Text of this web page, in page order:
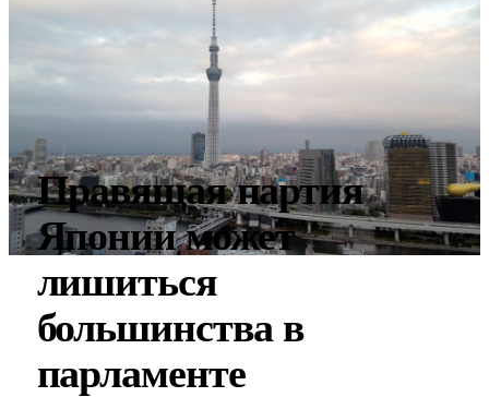
Правящая партия
Японии может
лишиться
большинства в
парламенте